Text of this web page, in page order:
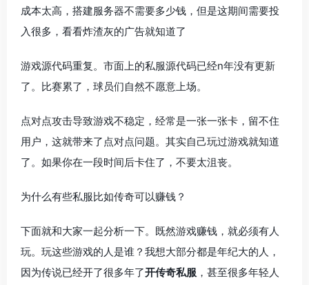
成本太高，搭建服务器不需要多少钱，但是这期间需要投
入很多，看看炸渣灰的广告就知道了
游戏源代码重复。市面上的私服源代码已经n年没有更新
了。比赛累了，球员们自然不愿意上场。
点对点攻击导致游戏不稳定，经常是一张一张卡，留不住
用户，这就带来了点对点问题。其实自己玩过游戏就知道
了。如果你在一段时间后卡住了，不要太沮丧。
为什么有些私服比如传奇可以赚钱？
下面就和大家一起分析一下。既然游戏赚钱，就必须有人
玩。玩这些游戏的人是谁？我想大部分都是年纪大的人，
因为传说已经开了很多年了开传奇私服 ，甚至很多年轻人